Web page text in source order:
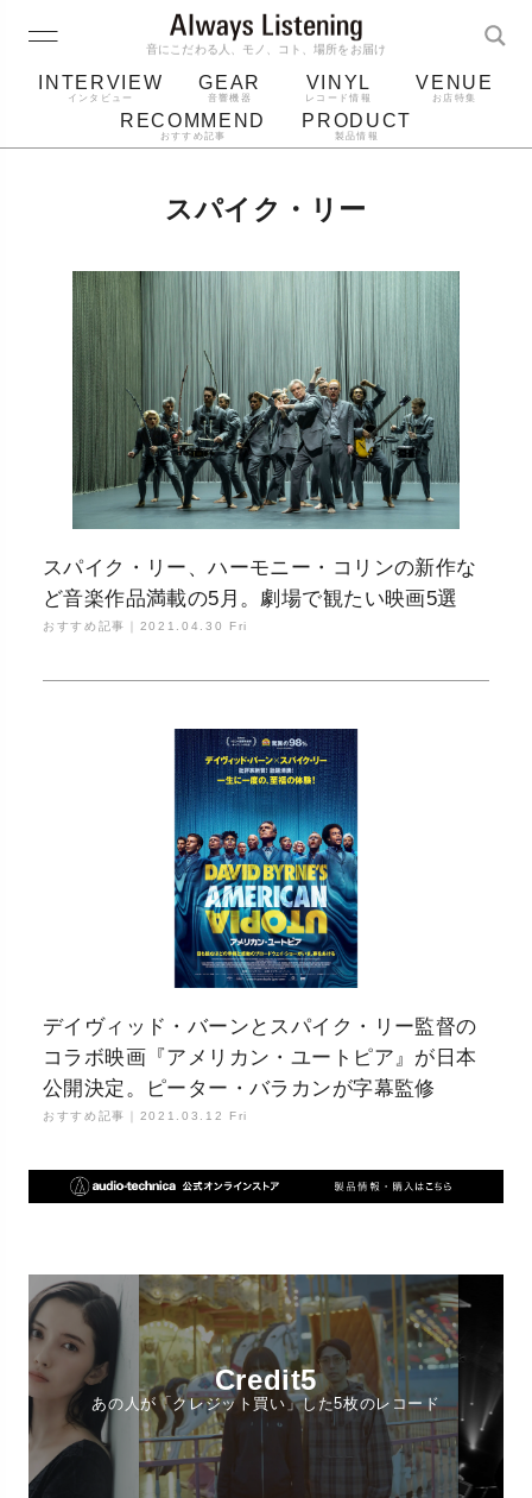
音にこだわる人、モノ、コト、場所をお届け
INTERVIEW
インタビュー
GEAR
音響機器
VINYL
レコード情報
VENUE
お店特集
RECOMMEND
おすすめ記事
PRODUCT
製品情報
ジャケット bluetooth
スパイク・リー
スパイク・リー、ハーモニー・コリンの新作な
ど音楽作品満載の5月。劇場で観たい映画5選
おすすめ記事｜ 2021.04.30 Fri
デイヴィッド・バーンとスパイク・リー監督の
コラボ映画『アメリカン・ユートピア』が日本
公開決定。ピーター・バラカンが字幕監修
おすすめ記事｜ 2021.03.12 Fri
Credit5
あの人が「クレジット買い」した5枚のレコード